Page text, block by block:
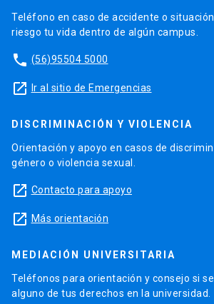
Teléfono en caso de accidente o
riesgo tu vida dentro de algún campus.
phone (56)95504 5000
launch Ir al sitio de Emergencias
DISCRIMINACIÓN Y VIOLENCIA
Orientación y apoyo en casos de
género o violencia sexual.
launch Contacto para apoyo
launch Más orientación
MEDIACIÓN UNIVERSITARIA
Teléfonos para orientación y consejo si
alguno de tus derechos en la universidad.